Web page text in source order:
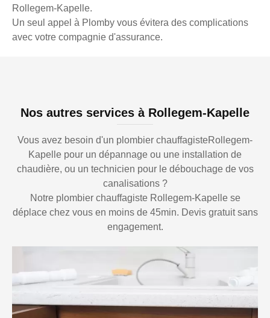
Rollegem-Kapelle.
Un seul appel à Plomby vous évitera des complications
avec votre compagnie d'assurance.
Nos autres services à Rollegem-Kapelle
Vous avez besoin d'un plombier chauffagisteRollegem-
Kapelle pour un dépannage ou une installation de
chaudière, ou un technicien pour le débouchage de vos
canalisations ?
Notre plombier chauffagiste Rollegem-Kapelle se
déplace chez vous en moins de 45min. Devis gratuit sans
engagement.